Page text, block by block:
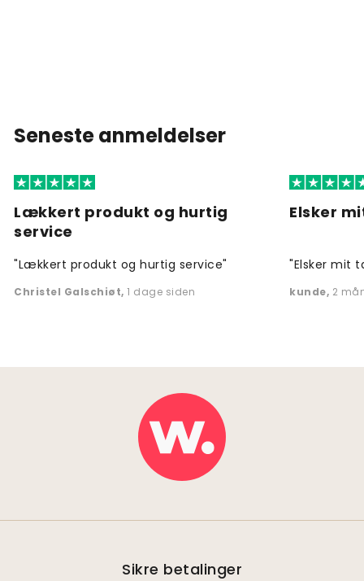
Seneste anmeldelser
Lækkert produkt og hurtig
service
"Lækkert produkt og hurtig service"
Christel Galschiøt, 1 dage siden
Elsker
"Elsker mit
kunde, 2
Sikre betalinger